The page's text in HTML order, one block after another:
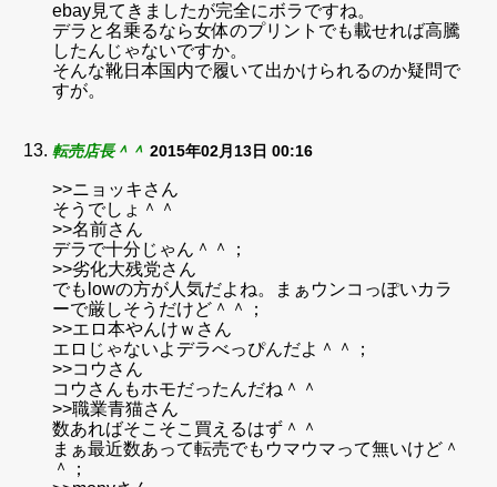
ebay見てきましたが完全にボラですね。
デラと名乗るなら女体のプリントでも載せれば高騰
したんじゃないですか。
そんな靴日本国内で履いて出かけられるのか疑問で
すが。
転売店長＾＾ 2015年02月13日 00:16
>>ニョッキさん
そうでしょ＾＾
>>名前さん
デラで十分じゃん＾＾；
>>劣化大残党さん
でもlowの方が人気だよね。まぁウンコっぽいカラ
ーで厳しそうだけど＾＾；
>>エロ本やんけｗさん
エロじゃないよデラべっぴんだよ＾＾；
>>コウさん
コウさんもホモだったんだね＾＾
>>職業青猫さん
数あればそこそこ買えるはず＾＾
まぁ最近数あって転売でもウマウマって無いけど＾
＾；